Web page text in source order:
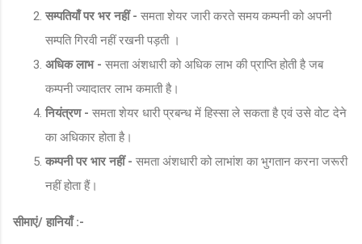
सम्पतियाँ पर भर नहीं - समता शेयर जारी करते समय कम्पनी को अपनी
सम्पति गिरवी नहीं रखनी पड़ती ।
अधिक लाभ - समता अंशधारी को अधिक लाभ की प्राप्ति होती है जब
कम्पनी ज्यादातर लाभ कमाती है।
नियंत्रण - समता शेयर धारी प्रबन्ध में हिस्सा ले सकता है एवं उसे वोट देने
का अधिकार होता है।
कम्पनी पर भार नहीं - समता अंशधारी को लाभांश का भुगतान करना जरूरी
नहीं होता हैं।
सीमाएं/ हानियाँ :-